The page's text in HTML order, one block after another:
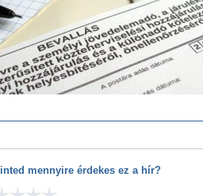
mennyire érdekes ez a hír?